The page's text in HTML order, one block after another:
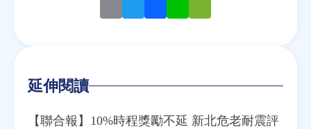
延伸閱讀
【聯合報】10%時程獎勵不延 新北危老耐震評